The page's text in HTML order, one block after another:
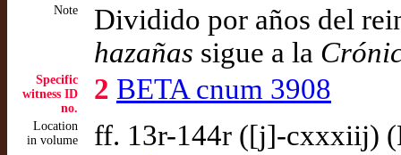
Note
Dividido por años del
hazañas sigue a la
Specific
witness ID
no.
2 BETA cnum 3908
Location
in volume
ff. 13r-144r ([j]-cxxxiij)